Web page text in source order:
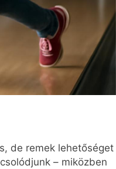
de remek lehetőséget
– miközben